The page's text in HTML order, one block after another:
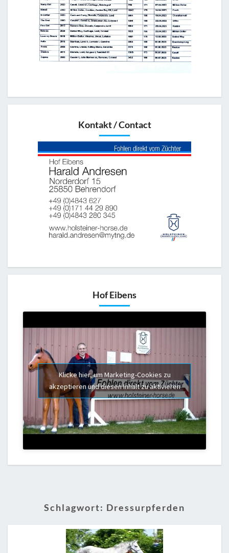
Kontakt / Contact
Hof Eibens
Klicke hier, um Marketing-Cookies zu
akzeptieren und diesen Inhalt zu aktivieren
Schlagwort: Dressurpferden